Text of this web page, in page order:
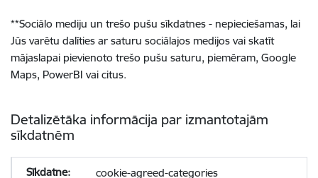
**Sociālo mediju un trešo pušu sīkdatnes - nepieciešamas, lai
Jūs varētu dalīties ar saturu sociālajos medijos vai skatīt
mājaslapai pievienoto trešo pušu saturu, piemēram, Google
Maps, PowerBI vai citus.
Detalizētāka informācija par izmantotajām
sīkdatnēm
cookie-agreed-categories